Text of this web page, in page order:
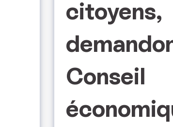
citoyens,
Conseil